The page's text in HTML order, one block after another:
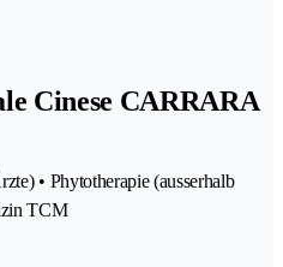
Cinese CARRARA
• Phytotherapie (ausserhalb
TCM